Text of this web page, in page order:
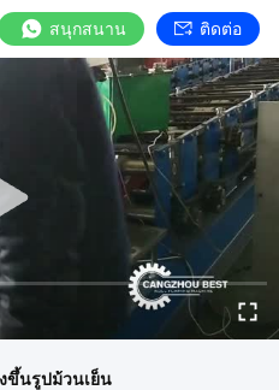
สนุกสนาน ติดต่อ
ขึ้นรูปม้วนเย็น